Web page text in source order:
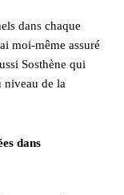
dans chaque
moi-même assuré
Sosthène qui
niveau de la
dans